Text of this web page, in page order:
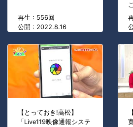
再生 : 556回
公開 : 2022.8.16
【とっておき!高松】
「Live119映像通報システ